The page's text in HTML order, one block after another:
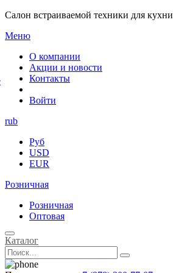
Салон встраиваемой техники для кухни
Меню
О компании
Акции и новости
Контакты
Войти
rub
Руб
USD
EUR
Розничная
Розничная
Оптовая
Каталог